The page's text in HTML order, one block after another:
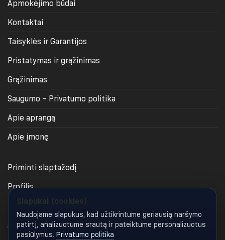
Apmokėjimo būdai
Kontaktai
Taisyklės ir Garantijos
Pristatymas ir grąžinimas
Grąžinimas
Saugumo – Privatumo politika
Apie aprangą
Apie įmonę
Priminti slaptažodį
Profilis
Krepšelis
Apmokėjimas
Slapukai (cookies)
Naudojame slapukus, kad užtikrintume geriausią naršymo
patirtį, analizuotume srautą ir pateiktume personalizuotus
pasiūlymus. Privatumo politika